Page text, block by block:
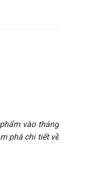
vào tháng
phá chi tiết về